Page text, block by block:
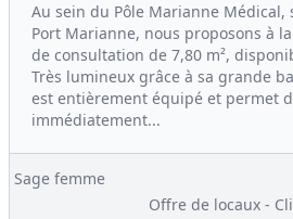
Au sein du Pôle Marianne
Port Marianne, nous proposons à la
de consultation de 7,80 m²,
Très lumineux grâce à sa grande
est entièrement équipé et permet
immédiatement...
Sage femme
Offre de locaux -